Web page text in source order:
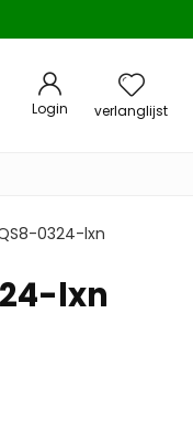
Login verlanglijst
0324-lxn
lxn